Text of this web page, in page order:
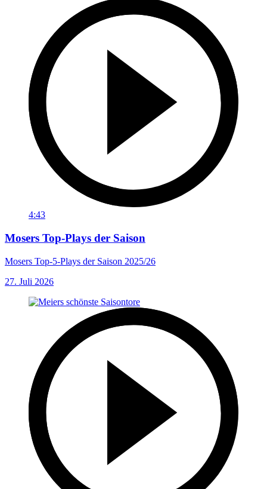
4:43
Mosers Top-Plays der Saison
Mosers Top-5-Plays der Saison 2025/26
27. Juli 2026